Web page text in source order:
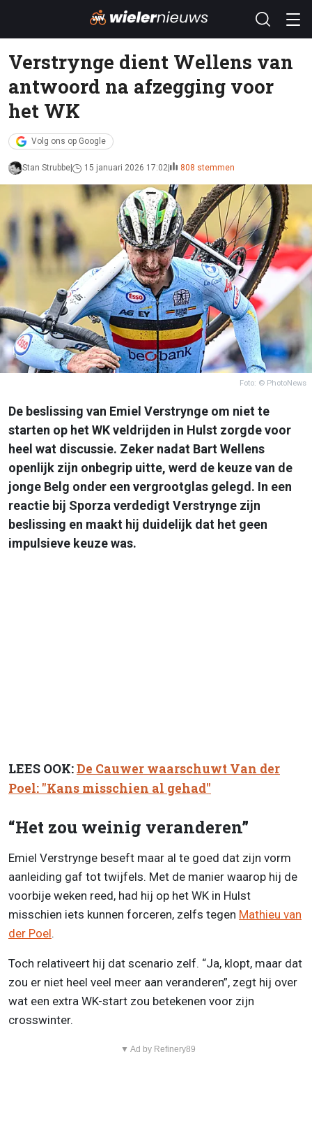
Verstrynge dient Wellens van
antwoord na afzegging voor
het WK
Volg ons op Google
Stan Strubbe 15 januari 2026 17:02 808 stemmen
Foto: © PhotoNews
De beslissing van Emiel Verstrynge om niet te
starten op het WK veldrijden in Hulst zorgde voor
heel wat discussie. Zeker nadat Bart Wellens
openlijk zijn onbegrip uitte, werd de keuze van de
jonge Belg onder een vergrootglas gelegd. In een
reactie bij Sporza verdedigt Verstrynge zijn
beslissing en maakt hij duidelijk dat het geen
impulsieve keuze was.
LEES OOK:De Cauwer waarschuwt Van der
Poel: "Kans misschien al gehad"
“Het zou weinig veranderen”
Emiel Verstrynge beseft maar al te goed dat zijn vorm
aanleiding gaf tot twijfels. Met de manier waarop hij de
voorbije weken reed, had hij op het WK in Hulst
misschien iets kunnen forceren, zelfs tegen Mathieu van
der Poel.
Toch relativeert hij dat scenario zelf. “Ja, klopt, maar dat
zou er niet heel veel meer aan veranderen”, zegt hij over
wat een extra WK-start zou betekenen voor zijn
crosswinter.
▼ Ad by Refinery89